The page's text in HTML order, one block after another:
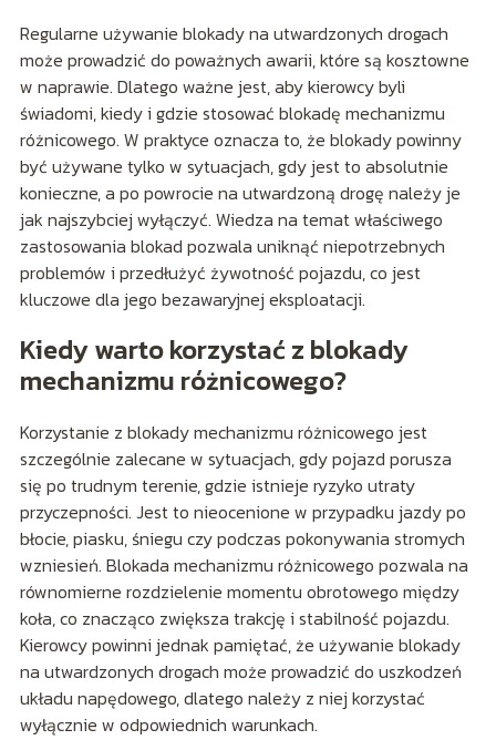
Regularne używanie blokady na utwardzonych drogach
może prowadzić do poważnych awarii, które są kosztowne
w naprawie. Dlatego ważne jest, aby kierowcy byli
świadomi, kiedy i gdzie stosować blokadę mechanizmu
różnicowego. W praktyce oznacza to, że blokady powinny
być używane tylko w sytuacjach, gdy jest to absolutnie
konieczne, a po powrocie na utwardzoną drogę należy je
jak najszybciej wyłączyć. Wiedza na temat właściwego
zastosowania blokad pozwala uniknąć niepotrzebnych
problemów i przedłużyć żywotność pojazdu, co jest
kluczowe dla jego bezawaryjnej eksploatacji.
Kiedy warto korzystać z blokady
mechanizmu różnicowego?
Korzystanie z blokady mechanizmu różnicowego jest
szczególnie zalecane w sytuacjach, gdy pojazd porusza
się po trudnym terenie, gdzie istnieje ryzyko utraty
przyczepności. Jest to nieocenione w przypadku jazdy po
błocie, piasku, śniegu czy podczas pokonywania stromych
wzniesień. Blokada mechanizmu różnicowego pozwala na
równomierne rozdzielenie momentu obrotowego między
koła, co znacząco zwiększa trakcję i stabilność pojazdu.
Kierowcy powinni jednak pamiętać, że używanie blokady
na utwardzonych drogach może prowadzić do uszkodzeń
układu napędowego, dlatego należy z niej korzystać
wyłącznie w odpowiednich warunkach.